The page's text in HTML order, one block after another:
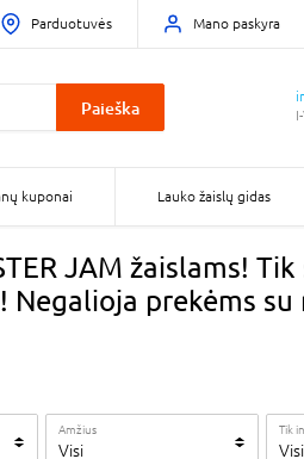
Parduotuvės Mano paskyra
Paieška
kuponai Lauko žaislų gidas
JAM žaislams!
Negalioja prekėms su
Amžius
Visi
Tik
Visi